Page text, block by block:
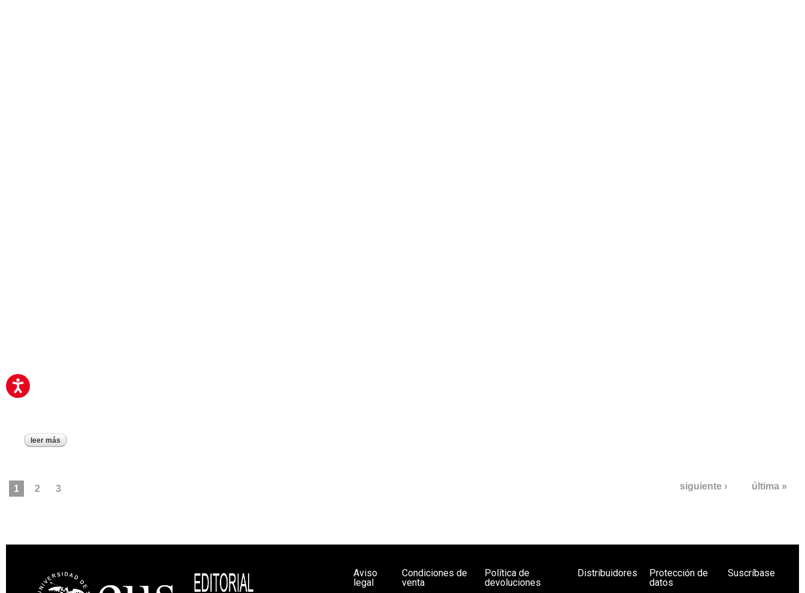
leer más sobre resolución rectoral por la que se resuelve la convocatoria de tres becas de formación en la editorial universidad de sevilla, cursos 2023/24 y 2024/25
1 2 3 siguiente › última »
Aviso
legal
Condiciones de
venta
Política de
devoluciones
Distribuidores
Protección de
datos
Suscríbase